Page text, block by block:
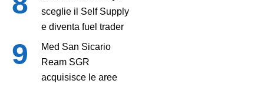
sceglie il Self Supply
e diventa fuel trader
Med San Sicario
Ream SGR
acquisisce le aree